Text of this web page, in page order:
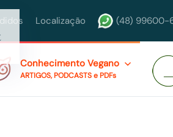
Localização (48) 99600-
Conhecimento Vegano
ARTIGOS, PODCASTS e PDFs